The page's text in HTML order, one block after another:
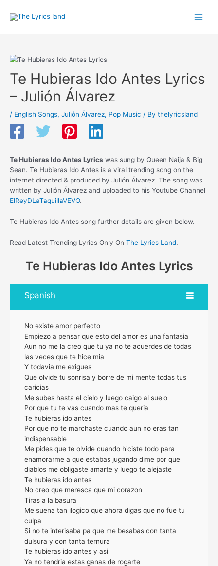
Te Hubieras Ido Antes Lyrics
– Julión Álvarez
/ English Songs, Julión Álvarez, Pop Music / By thelyricsland
Te Hubieras Ido Antes Lyrics was sung by Queen Naija & Big
Sean. Te Hubieras Ido Antes is a viral trending song on the
internet directed & produced by Julión Álvarez. The song was
written by Julión Álvarez and uploaded to his Youtube Channel
ElReyDLaTaquillaVEVO.
Te Hubieras Ido Antes song further details are given below.
Read Latest Trending Lyrics Only On The Lyrics Land.
Te Hubieras Ido Antes Lyrics
Spanish
No existe amor perfecto
Empiezo a pensar que esto del amor es una fantasia
Aun no me la creo que tu ya no te acuerdes de todas
las veces que te hice mia
Y todavia me exigues
Que olvide tu sonrisa y borre de mi mente todas tus
caricias
Me subes hasta el cielo y luego caigo al suelo
Por que tu te vas cuando mas te queria
Te hubieras ido antes
Por que no te marchaste cuando aun no eras tan
indispensable
Me pides que te olvide cuando hiciste todo para
enamorarme a que estabas jugando dime por que
diablos me obligaste amarte y luego te alejaste
Te hubieras ido antes
No creo que meresca que mi corazon
Tiras a la basura
Me suena tan ilogico que ahora digas que no fue tu
culpa
Si no te interisaba pa que me besabas con tanta
dulsura y con tanta ternura
Te hubieras ido antes y asi
Ya no tendria estas ganas de rogarte